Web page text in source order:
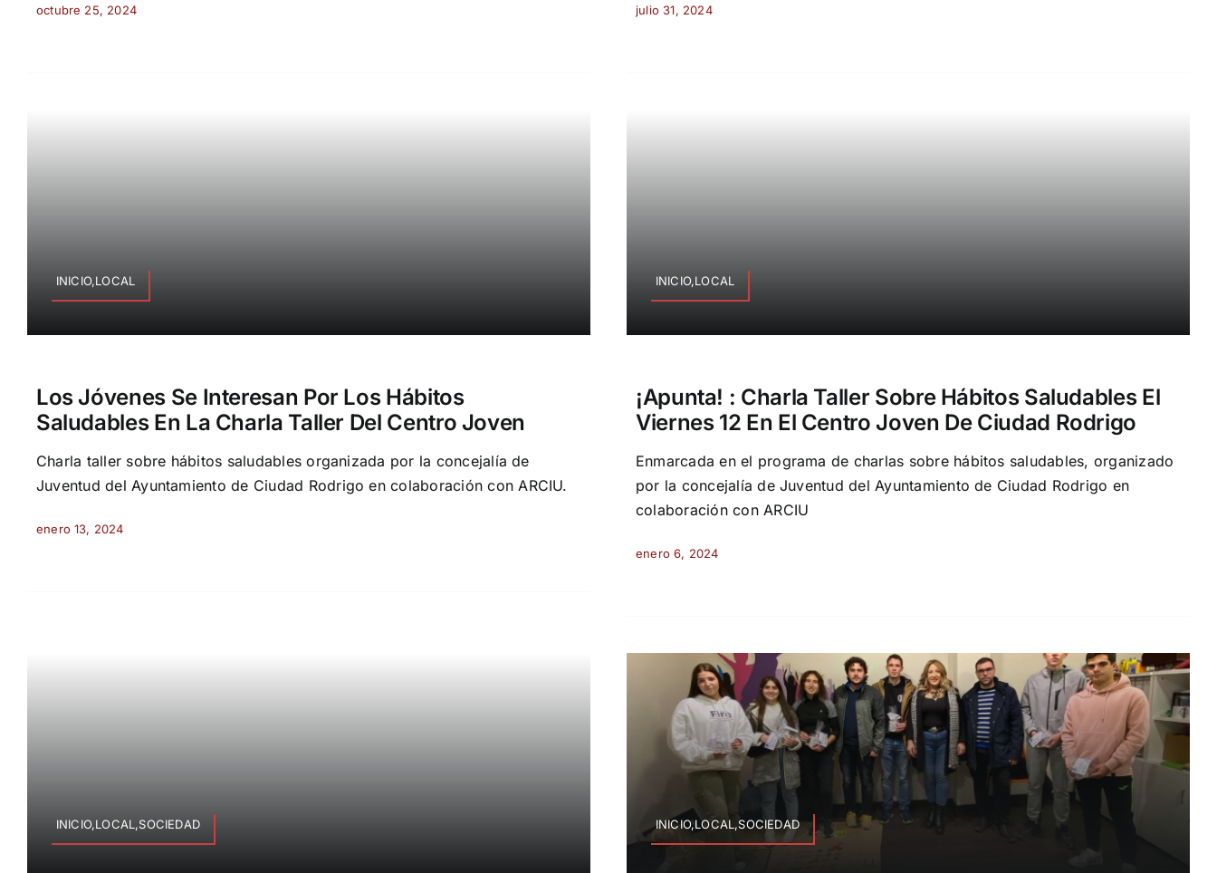
octubre 25, 2024 julio 31, 2024
INICIO,LOCAL
Los Jóvenes Se Interesan Por Los Hábitos
Saludables En La Charla Taller Del Centro Joven
Charla taller sobre hábitos saludables organizada por la concejalía de
Juventud del Ayuntamiento de Ciudad Rodrigo en colaboración con ARCIU.
enero 13, 2024
INICIO,LOCAL
¡Apunta! : Charla Taller Sobre Hábitos Saludables El
Viernes 12 En El Centro Joven De Ciudad Rodrigo
Enmarcada en el programa de charlas sobre hábitos saludables, organizado
por la concejalía de Juventud del Ayuntamiento de Ciudad Rodrigo en
colaboración con ARCIU
enero 6, 2024
INICIO,LOCAL,SOCIEDAD INICIO,LOCAL,SOCIEDAD